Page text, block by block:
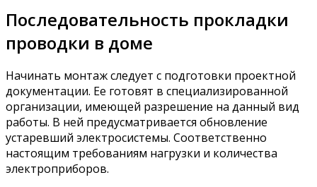
Последовательность прокладки
проводки в доме
Начинать монтаж следует с подготовки проектной
документации. Ее готовят в специализированной
организации, имеющей разрешение на данный вид
работы. В ней предусматривается обновление
устаревший электросистемы. Соответственно
настоящим требованиям нагрузки и количества
электроприборов.